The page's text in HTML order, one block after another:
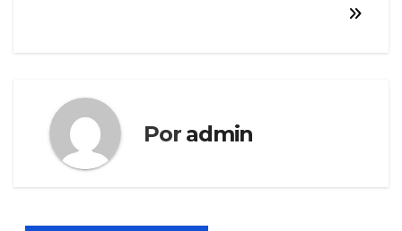
Por admin